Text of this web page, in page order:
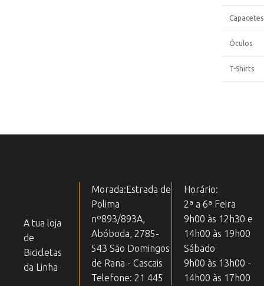
Capacetes
Óculos
T-Shirts
A tua loja
de
Bicicletas
da Linha
Horário:
2ª a 6ª Feira
9h00 às 12h30 e
14h00 às 19h00
Sábado
9h00 às 13h00 -
14h00 às 17h00
Morada:Estrada de
Polima
nº893/893A,
Abóboda, 2785-
543 São Domingos
de Rana - Cascais
Telefone: 21 445